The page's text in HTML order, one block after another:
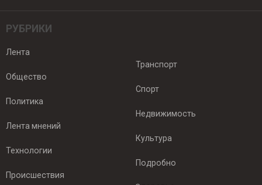
РУБРИКИ
Лента
Общество
Политика
Лента мнений
Технологии
Происшествия
Транспорт
Спорт
Недвижимость
Культура
Подробно